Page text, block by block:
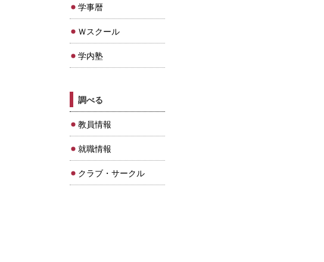
学事暦
Ｗスクール
学内塾
調べる
教員情報
就職情報
クラブ・サークル